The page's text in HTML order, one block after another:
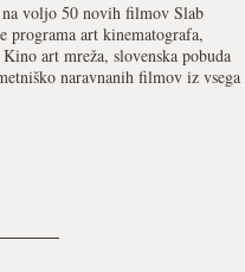
voljo 50 novih filmov Slab
programa art kinematografa,
art mreža, slovenska pobuda
naravnanih filmov iz vsega